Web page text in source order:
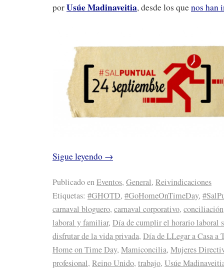
porUsúe Madinaveitia, desde los quenos han
Sigue leyendo →
Publicado enEventos, General, Reivindicaciones
Etiquetas: #GHOTD, #GoHomeOnTimeDay,
carnaval bloguero, carnaval corporativo, conciliación
laboral y familiar, Día de cumplir el horario laboral
disfrutar de la vida privada, Día de LLegar a Casa a
Home on Time Day, Mamiconcilia, Mujeres
profesional, Reino Unido, trabajo, Usúe